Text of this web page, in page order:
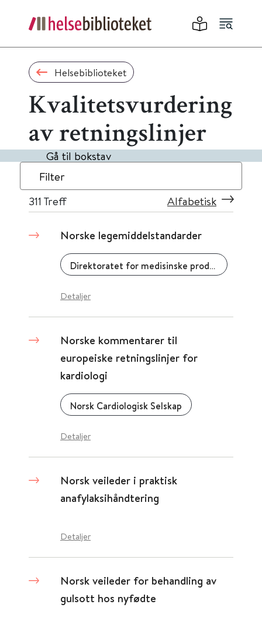
Helsebiblioteket
Kvalitetsvurdering
av retningslinjer
Gå til bokstav
Filter
311 Treff Alfabetisk
Norske legemiddelstandarder
Direktoratet for medisinske produkter (DMP)
Detaljer
Norske kommentarer til
europeiske retningslinjer for
kardiologi
Norsk Cardiologisk Selskap
Detaljer
Norsk veileder i praktisk
anafylaksihåndtering
Detaljer
Norsk veileder for behandling av
gulsott hos nyfødte